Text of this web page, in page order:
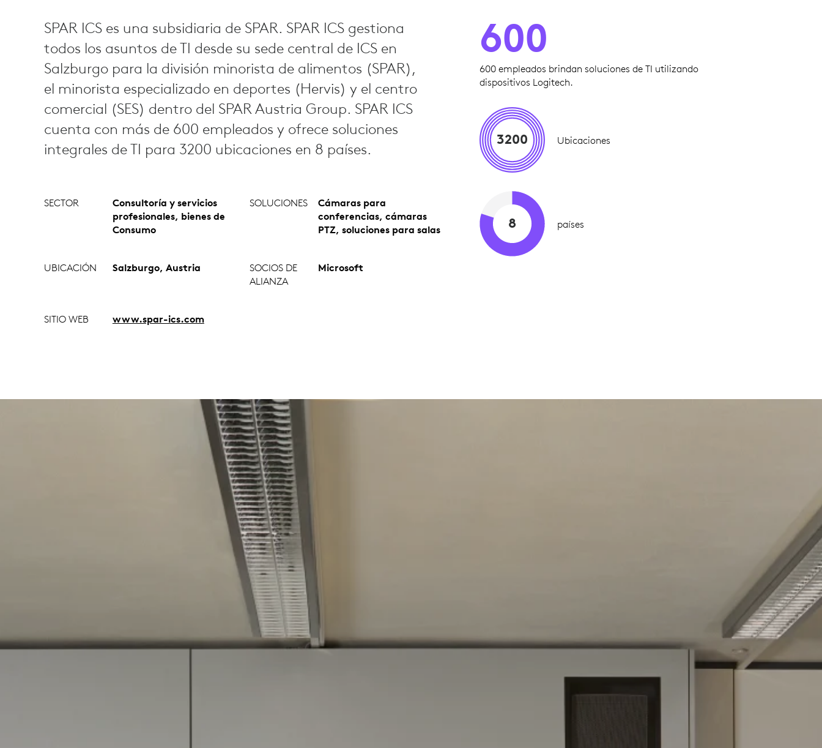
SPAR ICS es una subsidiaria de SPAR. SPAR ICS gestiona
todos los asuntos de TI desde su sede central de ICS en
Salzburgo para la división minorista de alimentos (SPAR),
el minorista especializado en deportes (Hervis) y el centro
comercial (SES) dentro del SPAR Austria Group. SPAR ICS
cuenta con más de 600 empleados y ofrece soluciones
integrales de TI para 3200 ubicaciones en 8 países.
SECTOR
Consultoría y servicios
profesionales, bienes de
Consumo
SOLUCIONES
Cámaras para
conferencias, cámaras
PTZ, soluciones para salas
UBICACIÓN Salzburgo, Austria
SOCIOS DE
ALIANZA
Microsoft
SITIO WEB www.spar-ics.com
600
600 empleados brindan soluciones de TI utilizando
dispositivos Logitech.
3200 Ubicaciones
8 países